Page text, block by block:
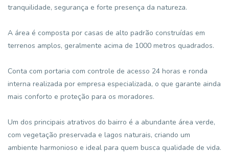
tranquilidade, segurança e forte presença da natureza.
A área é composta por casas de alto padrão construídas em
terrenos amplos, geralmente acima de 1000 metros quadrados.
Conta com portaria com controle de acesso 24 horas e ronda
interna realizada por empresa especializada, o que garante ainda
mais conforto e proteção para os moradores.
Um dos principais atrativos do bairro é a abundante área verde,
com vegetação preservada e lagos naturais, criando um
ambiente harmonioso e ideal para quem busca qualidade de vida.